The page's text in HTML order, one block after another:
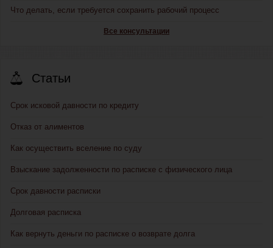
Что делать, если требуется сохранить рабочий процесс
Все консультации
Статьи
Срок исковой давности по кредиту
Отказ от алиментов
Как осуществить вселение по суду
Взыскание задолженности по расписке с физического лица
Срок давности расписки
Долговая расписка
Как вернуть деньги по расписке о возврате долга